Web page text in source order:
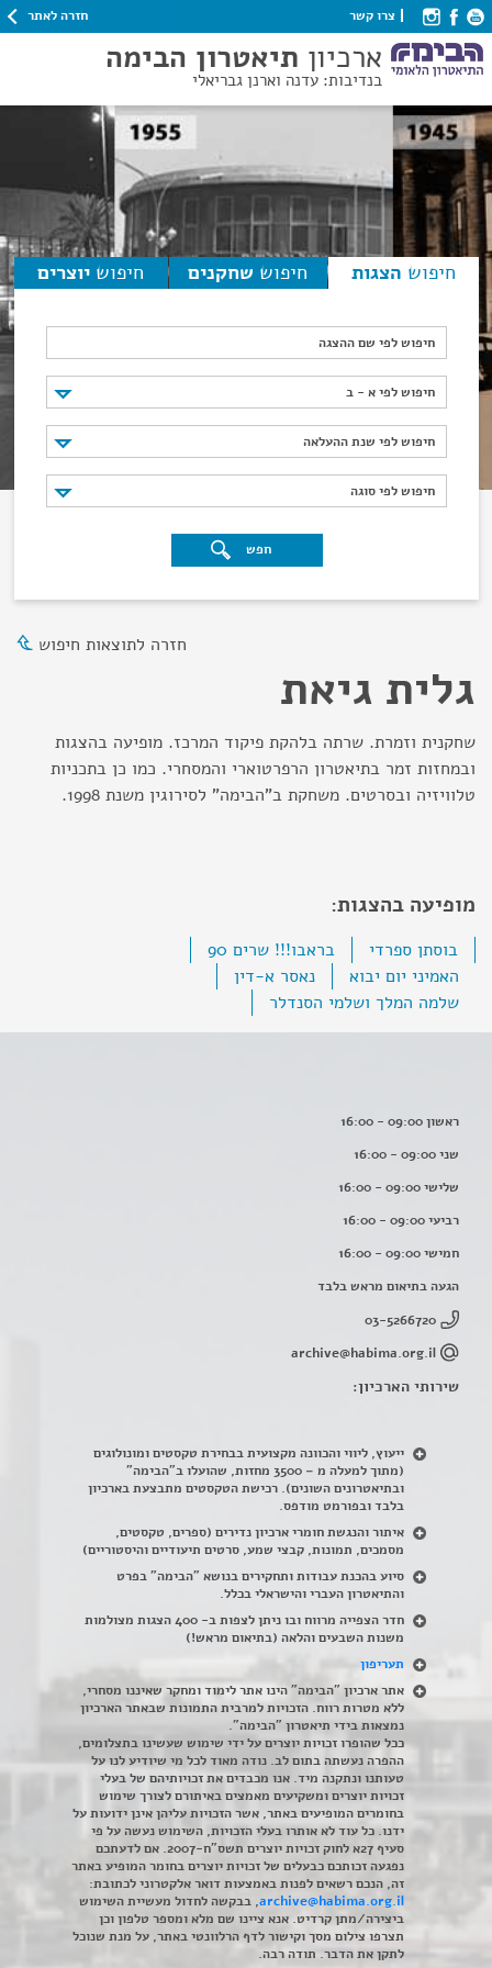
צרו קשר חזרה לאתר
ארכיון תיאטרון הבימה
בנדיבות: עדנה וארנן גבריאלי
חיפוש הצגות חיפוש שחקנים חיפוש יוצרים
חיפוש לפי שם ההצגה
חיפוש לפי א - ב
חיפוש לפי א - ב
חיפוש לפי שנת ההעלאה
חיפוש לפי שנת ההעלאה
חיפוש לפי סוגה
חיפוש לפי סוגה
חפש
חזרה לתוצאות חיפוש
גלית גיאת
שחקנית וזמרת. שרתה בלהקת פיקוד המרכז. מופיעה בהצגות
ובמחזות זמר בתיאטרון הרפרטוארי והמסחרי. כמו כן בתכניות
טלוויזיה ובסרטים. משחקת ב"הבימה" לסירוגין משנת 1998.
מופיעה בהצגות:
בוסתן ספרדי
בראבו!!! שרים 90
האמיני יום יבוא
נאסר א-דין
שלמה המלך ושלמי הסנדלר
ראשון 09:00 - 16:00
שני 09:00 - 16:00
שלישי 09:00 - 16:00
רביעי 09:00 - 16:00
חמישי 09:00 - 16:00
הגעה בתיאום מראש בלבד
03-5266720
archive@habima.org.il
שירותי הארכיון:
ייעוץ, ליווי והכוונה מקצועית בבחירת טקסטים ומונולוגים
(מתוך למעלה מ – 3500 מחזות, שהועלו ב"הבימה"
ובתיאטרונים השונים). רכישת הטקסטים מתבצעת בארכיון
בלבד ובפורמט מודפס.
איתור והנגשת חומרי ארכיון נדירים (ספרים, טקסטים,
מסמכים, תמונות, קבצי שמע, סרטים תיעודיים והיסטוריים)
סיוע בהכנת עבודות ותחקירים בנושא "הבימה" בפרט
והתיאטרון העברי והישראלי בכלל.
חדר הצפייה מרווח ובו ניתן לצפות ב- 400 הצגות מצולמות
משנות השבעים והלאה (בתיאום מראש!)
תעריפון
אתר ארכיון "הבימה" הינו אתר לימוד ומחקר שאיננו מסחרי,
ללא מטרות רווח. הזכויות למרבית התמונות שבאתר הארכיון
נמצאות בידי תיאטרון "הבימה".
ככל שהופרו זכויות יוצרים על ידי שימוש שעשינו בתצלומים,
ההפרה נעשתה בתום לב. נודה מאוד לכל מי שיודיע לנו על
טעותנו ונתקנה מיד. אנו מכבדים את זכויותיהם של בעלי
זכויות יוצרים ומשקיעים מאמצים באיתורם לצורך שימוש
בחומרים המופיעים באתר, אשר הזכויות עליהן אינן ידועות על
ידנו. כל עוד לא אותרו בעלי הזכויות, השימוש נעשה על פי
סעיף 27א לחוק זכויות יוצרים תשס"ח-2007. אם לדעתכם
נפגעה זכותכם כבעלים של זכויות יוצרים בחומר המופיע באתר
זה, הנכם רשאים לפנות באמצעות דואר אלקטרוני לכתובת:
archive@habima.org.il, בבקשה לחדול מעשיית השימוש
ביצירה/מתן קרדיט. אנא ציינו שם מלא ומספר טלפון וכן
תצרפו צילום מסך וקישור לדף הרלוונטי באתר, על מנת שנוכל
לתקן את הדבר. תודה רבה.